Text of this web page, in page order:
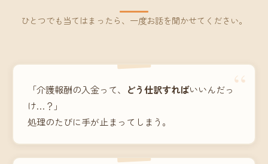
ひとつでも当てはまったら、一度お話を聞かせてください。
“
「介護報酬の入金って、 どう仕訳すればいいんだっ
け…？」
処理のたびに手が止まってしまう。